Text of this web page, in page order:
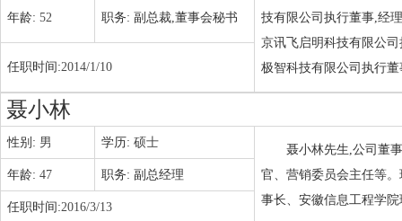
技有限公司执行董事,经
京讯飞启明科技有限公
极智科技有限公司执行
年龄: 52 职务: 副总裁,董事会秘书
任职时间:2014/1/10
聂小林
性别: 男 学历: 硕士
聂小林先生,公司董
官、营销委员会主任等
事长、安徽信息工程学
年龄: 47 职务: 副总经理
任职时间:2016/3/13